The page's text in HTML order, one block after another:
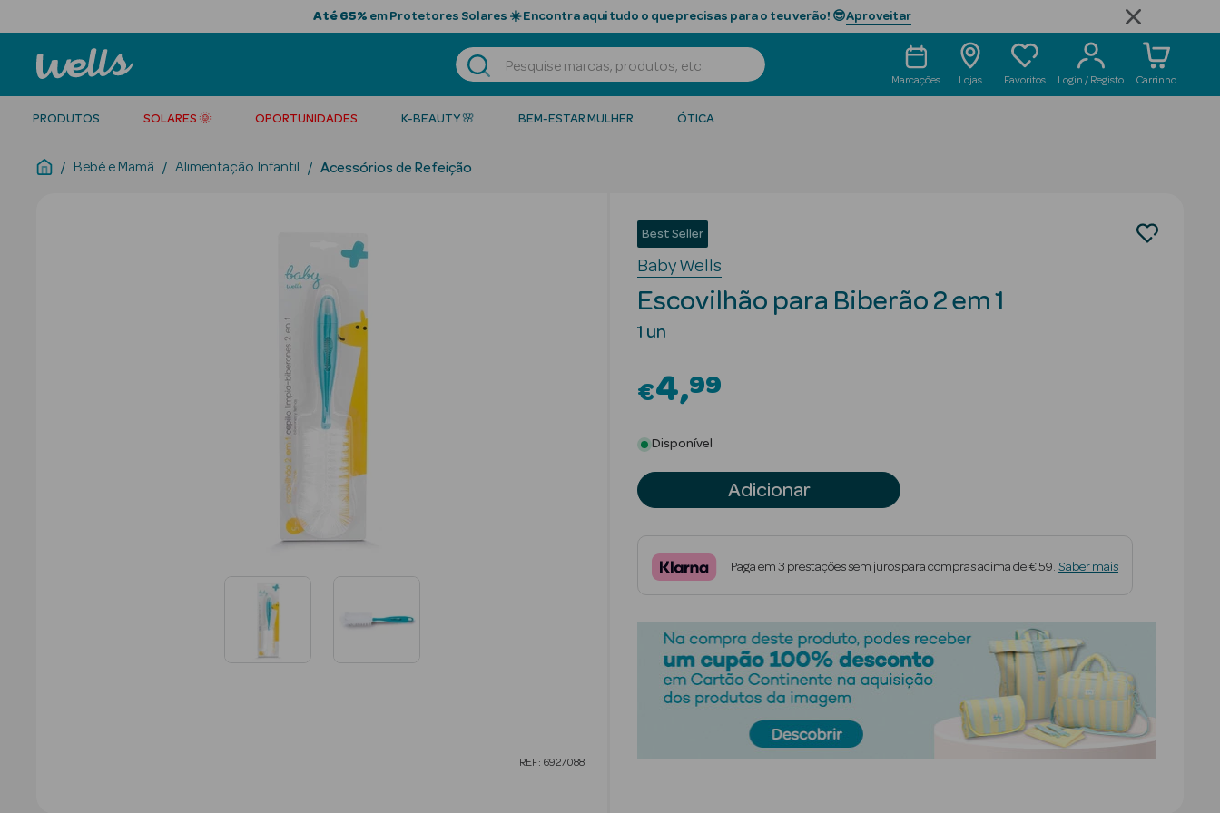
Até 65% em Protetores Solares ☀️ Encontra aqui tudo o que precisas para o teu verão! 😎Aproveitar
Marcações Lojas Favoritos Login / Registo Carrinho
PRODUTOS SOLARES 🌞 OPORTUNIDADES K-BEAUTY 🌸 BEM-ESTAR MULHER ÓTICA
Bebé e Mamã Alimentação Infantil Acessórios de Refeição
REF: 6927088
Best Seller
Baby Wells
Escovilhão para Biberão 2 em 1
1 un
€4 99
Disponível
Adicionar
Paga em 3 prestações sem juros para compras acima de € 59. Saber mais